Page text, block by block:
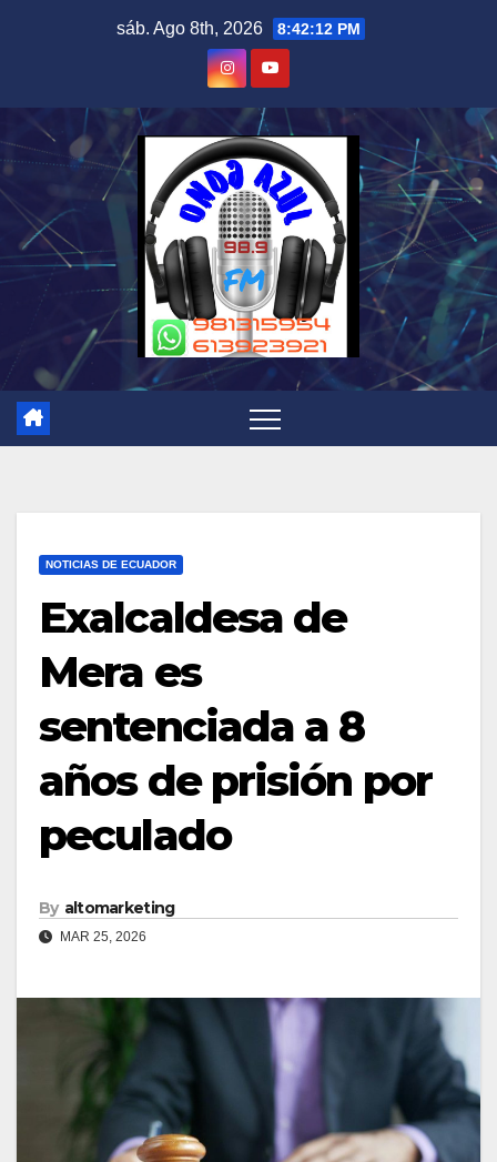
sáb. Ago 8th, 2026 8:42:12 PM
NOTICIAS DE ECUADOR
Exalcaldesa de
Mera es
sentenciada a 8
años de prisión por
peculado
By altomarketing
MAR 25, 2026